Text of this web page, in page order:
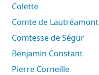
Colette
Comte de Lautréamont
Comtesse de Ségur
Benjamin Constant
Pierre Corneille